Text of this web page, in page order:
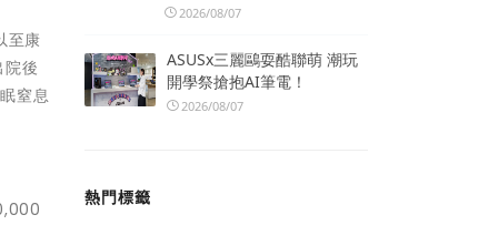
至康
後
窒息
2026/08/07
ASUSx三麗鷗耍酷聯萌 潮玩
開學祭搶抱AI筆電！
2026/08/07
熱門標籤